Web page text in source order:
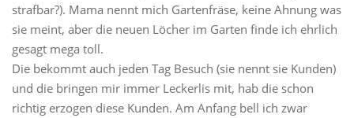
strafbar?). Mama nennt mich Gartenfräse, keine Ahnung was
sie meint, aber die neuen Löcher im Garten finde ich ehrlich
gesagt mega toll.
Die bekommt auch jeden Tag Besuch (sie nennt sie Kunden)
und die bringen mir immer Leckerlis mit, hab die schon
richtig erzogen diese Kunden. Am Anfang bell ich zwar